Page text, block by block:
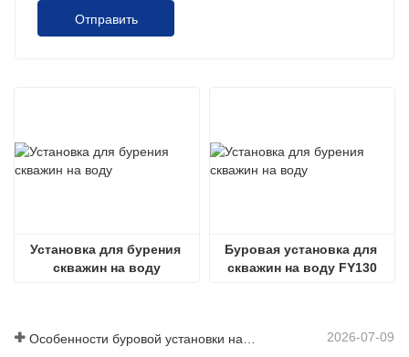
Отправить
Установка для бурения
скважин на воду
Буровая установка для
скважин на воду FY130
2026-07-09